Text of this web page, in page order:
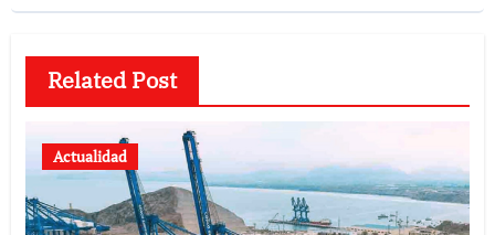
Related Post
Actualidad